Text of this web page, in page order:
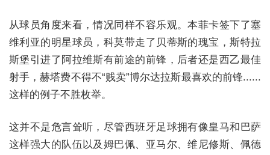
从球员角度来看，情况同样不容乐观。本菲卡签下了塞
维利亚的明星球员，科莫带走了贝蒂斯的瑰宝，斯特拉
斯堡引进了阿拉维斯有前途的前锋，后者还是西乙最佳
射手，赫塔费不得不“贱卖”博尔达拉斯最喜欢的前锋......
这样的例子不胜枚举。
这并不是危言耸听，尽管西班牙足球拥有像皇马和巴萨
这样强大的队伍以及姆巴佩、亚马尔、维尼修斯、佩德